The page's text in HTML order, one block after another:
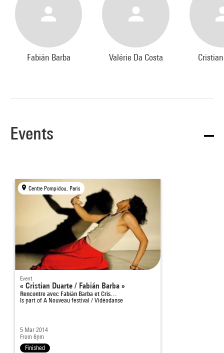
Fabián Barba Valérie Da Costa
Events
Centre Pompidou, Paris
Event
« Cristian Duarte / Fabián Barba »
Rencontre avec Fabián Barba et Cris…
Is part of A Nouveau festival / Vidéodanse
5 Mar 2014
From 6pm
Finished